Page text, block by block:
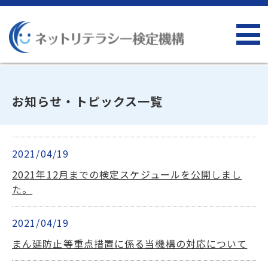
お知らせ・トピックス一覧
2021/04/19
2021年12月までの検定スケジュールを公開しまし
た。
2021/04/19
まん延防止等重点措置に係る当機構の対応について